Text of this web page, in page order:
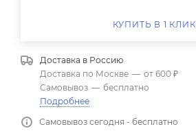
КУПИТЬ В 1 КЛИК
Доставка в Россию
Доставка по Москве — от 600 ₽
Самовывоз — бесплатно
Подробнее
Самовывоз сегодня - бесплатно